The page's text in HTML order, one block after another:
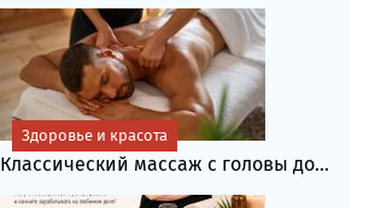
Классический массаж с головы до...
Здоровье и красота